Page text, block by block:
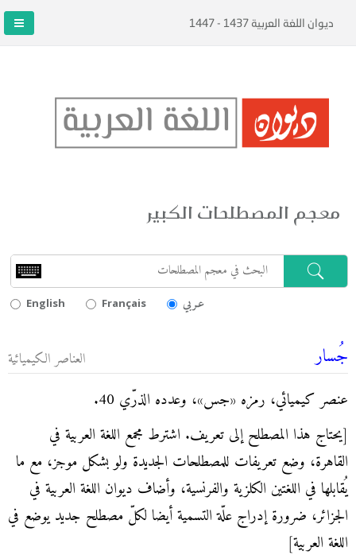
ديوان اللغة العربية 1437 - 1447
معجم المصطلحات الكبير
English Français عـربي
جُسار العناصر الكيميائية
عنصر كيميائي، رمزه «جس»، وعدده الذرّي 40.
[يحتاج هذا المصطلح إلى تعريف. اشترط مجمع اللغة العربية في
القاهرة، وضع تعريفات للمصطلحات الجديدة ولو بشكل موجز، مع ما
يُقابلها في اللغتين الكلزية والفرنسية، وأضاف ديوان اللغة العربية في
الجزائر، ضرورة إدراج علّة التسمية أيضا لكلّ مصطلح جديد يوضع في
اللغة العربية]